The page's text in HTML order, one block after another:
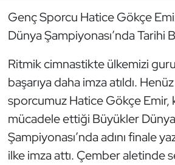
Genç Sporcu Hatice Gökçe
Dünya Şampiyonası’nda Tarihi
Ritmik cimnastikte ülkemizi
başarıya daha imza atıldı.
sporcumuz Hatice Gökçe Emir,
mücadele ettiği Büyükler Dünya
Şampiyonası’nda adını finale
ilke imza attı. Çember aletinde
Dans Sporları
E-Spor
Eskrim
Futbol